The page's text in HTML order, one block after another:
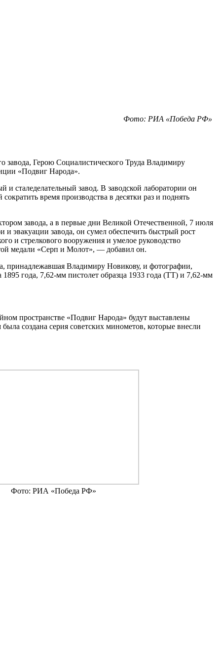
Фото: РИА «Победа РФ»
Герою Социалистического Труда Владимиру
«Подвиг Народа».
сталеделательный завод. В заводской лаборатории он
время производства в десятки раз и поднять
завода, а в первые дни Великой Отечественной, 7 июля
эвакуации завода, он сумел обеспечить быстрый рост
и стрелкового вооружения и умелое руководство
медали «Серп и Молот», — добавил он.
принадлежавшая Владимиру Новикову, и фотографии,
года, 7,62-мм пистолет образца 1933 года (ТТ) и 7,62-мм
пространстве «Подвиг Народа» будут выставлены
создана серия советских минометов, которые внесли
Фото: РИА «Победа РФ»